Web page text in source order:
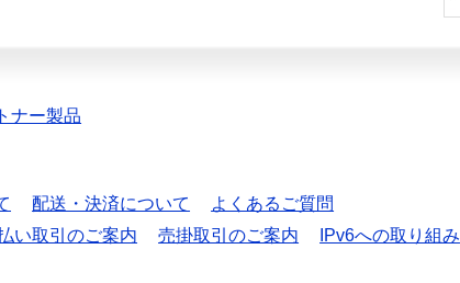
ナー製品
配送・決済について
よくあるご質問
い取引のご案内 売掛取引のご案内
IPv6への取り組み